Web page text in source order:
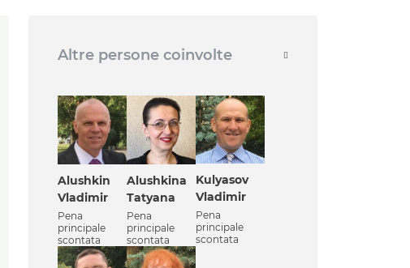
Altre persone coinvolte
Alushkin
Vladimir
Pena
principale
scontata
Alushkina
Tatyana
Pena
principale
scontata
Kulyasov
Vladimir
Pena
principale
scontata